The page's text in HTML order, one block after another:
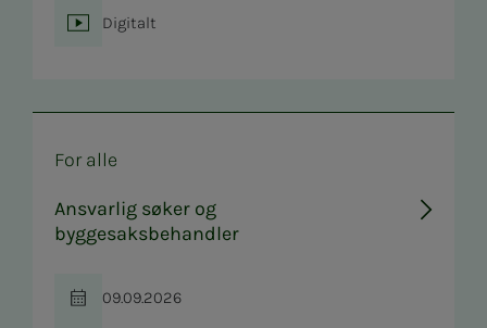
Sted
Digitalt
For alle
Ansvarlig søker og
byggesaksbehandler
Tid
09.09.2026